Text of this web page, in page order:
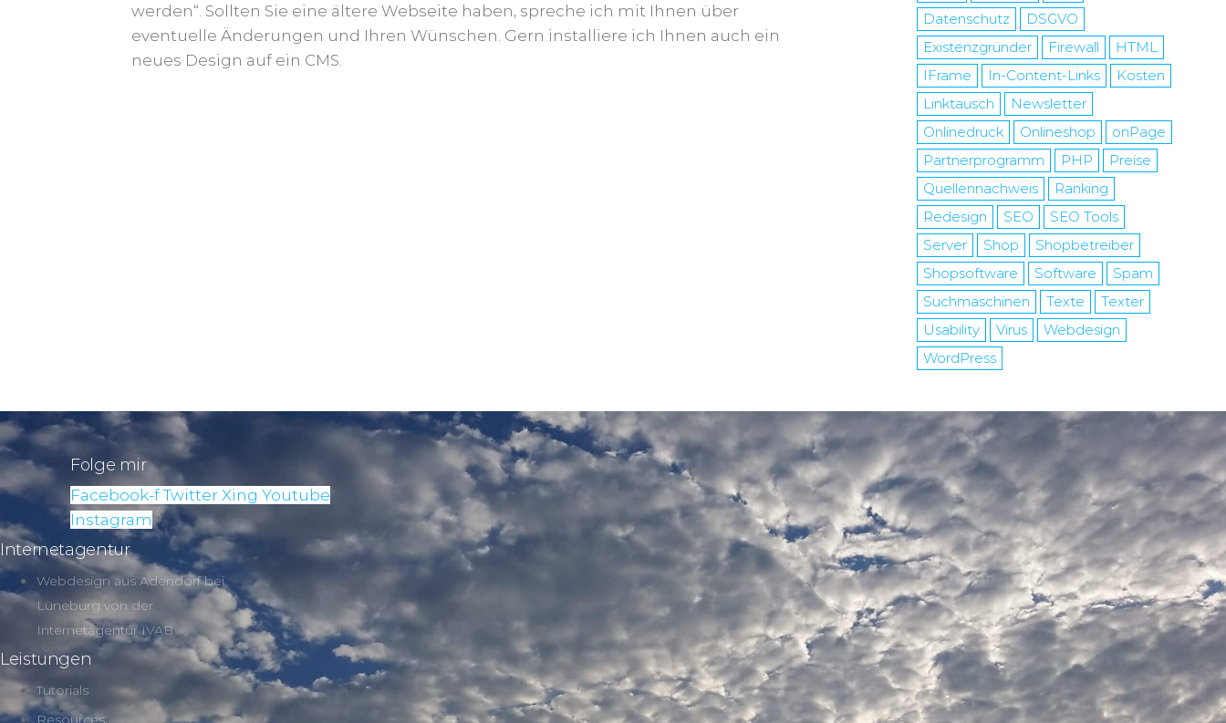
werden“. Sollten Sie eine ältere Webseite haben, spreche ich mit Ihnen über
eventuelle Änderungen und Ihren Wünschen. Gern installiere ich Ihnen auch ein
neues Design auf ein CMS.
Datenschutz
DSGVO
Existenzgründer
Firewall
HTML
IFrame
In-Content-Links
Kosten
Linktausch
Newsletter
Onlinedruck
Onlineshop
onPage
Partnerprogramm
PHP
Preise
Quellennachweis
Ranking
Redesign
SEO
SEO Tools
Server
Shop
Shopbetreiber
Shopsoftware
Software
Spam
Suchmaschinen
Texte
Texter
Usability
Virus
Webdesign
WordPress
Folge mir
Facebook-f Twitter Xing Youtube
Instagram
Internetagentur
Webdesign aus Adendorf bei
Lüneburg von der
Internetagentur IVAB
Leistungen
Tutorials
Resources